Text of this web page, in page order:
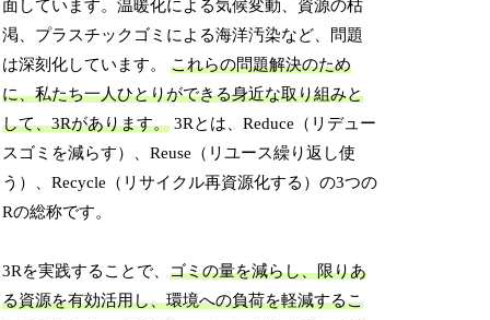
面しています。温暖化による気候変動、資源の枯
渇、プラスチックゴミによる海洋汚染など、問題
は深刻化しています。これらの問題解決のため
に、私たち一人ひとりができる身近な取り組みと
して、3Rがあります。 3Rとは、Reduce（リデュー
スゴミを減らす）、Reuse（リユース繰り返し使
う）、Recycle（リサイクル再資源化する）の3つの
Rの総称です。
3Rを実践することで、ゴミの量を減らし、限りあ
る資源を有効活用し、環境への負荷を軽減するこ